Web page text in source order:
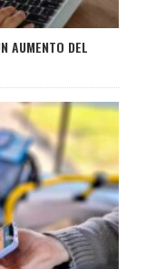
AUMENTO DEL